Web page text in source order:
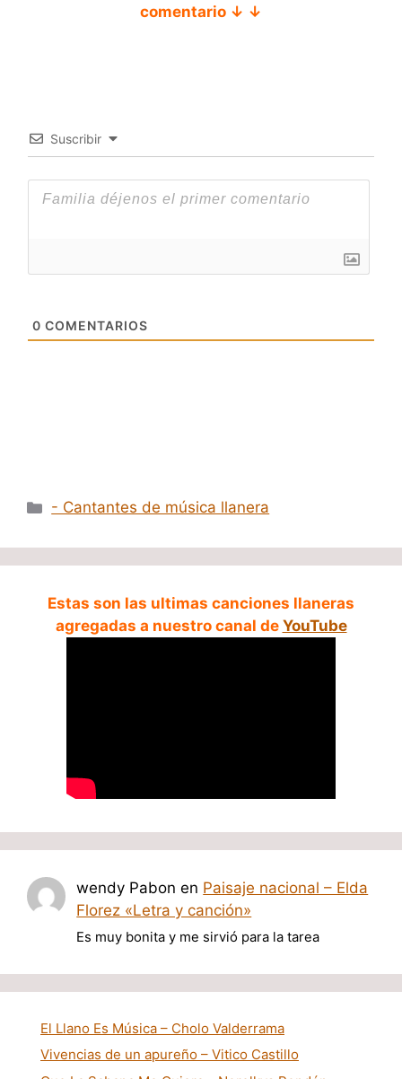
comentario ↓ ↓
Suscribir
0 COMENTARIOS
Categorías
- Cantantes de música llanera
Estas son las ultimas canciones llaneras
agregadas a nuestro canal de YouTube
wendy Pabon en Paisaje nacional – Elda
Florez «Letra y canción»
Es muy bonita y me sirvió para la tarea
El Llano Es Música – Cholo Valderrama
Vivencias de un apureño – Vitico Castillo